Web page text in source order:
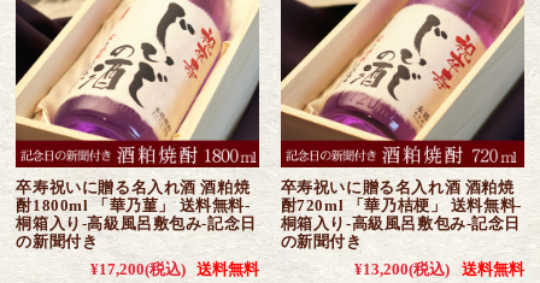
卒寿祝いに贈る名入れ酒 酒粕焼
酎1800ml 「華乃菫」 送料無料-
桐箱入り-高級風呂敷包み-記念日
の新聞付き
¥17,200(税込) 送料無料
卒寿祝いに贈る名入れ酒 酒粕焼
酎720ml 「華乃桔梗」 送料無料-
桐箱入り-高級風呂敷包み-記念日
の新聞付き
¥13,200(税込) 送料無料